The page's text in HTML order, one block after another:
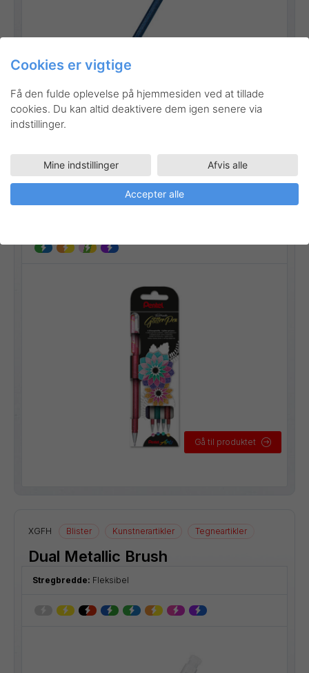
K110-4COL Kunstnerartikler Tegneartikler
Hybrid Dual Metallic sæt
Gå til produktet
XGFH Blister Kunstnerartikler Tegneartikler
Dual Metallic Brush
Stregbredde: Fleksibel
Cookies er vigtige
Få den fulde oplevelse på hjemmesiden ved at tillade
cookies. Du kan altid deaktivere dem igen senere via
indstillinger.
Mine indstillinger Afvis alle
Accepter alle